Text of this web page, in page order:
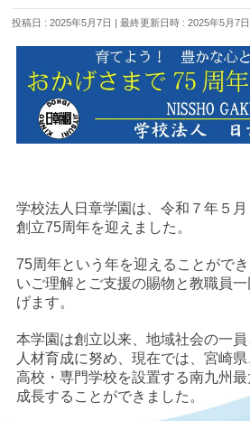
投稿日 : 2025年5月7日 最終更新日時 : 2025年5月7日
学校法人日章学園は、令和７年５月
創立75周年を迎えました。
75周年という年を迎えることがで
いご理解とご支援の賜物と教職員
げます。
本学園は創立以来、地域社会の一
人材育成に努め、現在では、宮崎
高校・専門学校を設置する南九州
成長することができました。